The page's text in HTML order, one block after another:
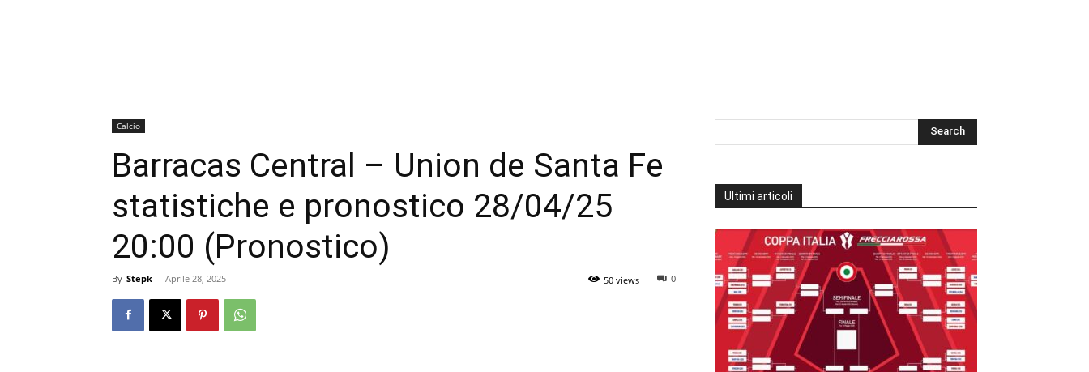
Calcio
Barracas Central – Union de Santa Fe
statistiche e pronostico 28/04/25
20:00 (Pronostico)
By Stepk - Aprile 28, 2025 0
50 views
Ultimi articoli